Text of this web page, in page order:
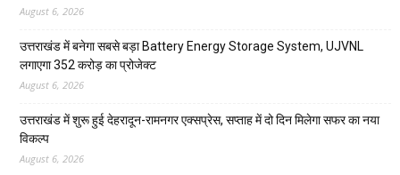
August 6, 2026
उत्तराखंड में बनेगा सबसे बड़ा Battery Energy Storage System, UJVNL
लगाएगा 352 करोड़ का प्रोजेक्ट
August 6, 2026
उत्तराखंड में शुरू हुई देहरादून-रामनगर एक्सप्रेस, सप्ताह में दो दिन मिलेगा सफर का नया
विकल्प
August 6, 2026